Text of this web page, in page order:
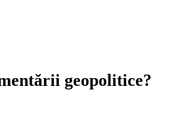
geopolitice?